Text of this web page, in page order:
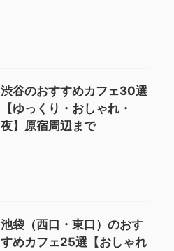
渋谷のおすすめカフェ30選
【ゆっくり・おしゃれ・
夜】原宿周辺まで
池袋（西口・東口）のおす
すめカフェ25選【おしゃれ